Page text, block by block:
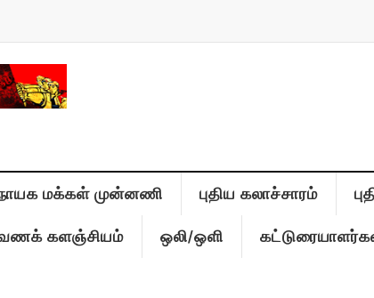
மக்கள் முன்னணி புதிய கலாச்சாரம்
களஞ்சியம் ஒலி/ஒளி